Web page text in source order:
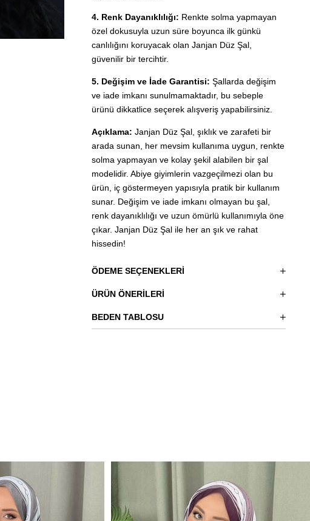
4. Renk Dayanıklılığı: Renkte solma yapmayan
özel dokusuyla uzun süre boyunca ilk günkü
canlılığını koruyacak olan Janjan Düz Şal,
güvenilir bir tercihtir.
5. Değişim ve İade Garantisi: Şallarda değişim
ve iade imkanı sunulmamaktadır, bu sebeple
ürünü dikkatlice seçerek alışveriş yapabilirsiniz.
Açıklama: Janjan Düz Şal, şıklık ve zarafeti bir
arada sunan, her mevsim kullanıma uygun, renkte
solma yapmayan ve kolay şekil alabilen bir şal
modelidir. Abiye giyimlerin vazgeçilmezi olan bu
ürün, iç göstermeyen yapısıyla pratik bir kullanım
sunar. Değişim ve iade imkanı olmayan bu şal,
renk dayanıklılığı ve uzun ömürlü kullanımıyla öne
çıkar. Janjan Düz Şal ile her an şık ve rahat
hissedin!
ÖDEME SEÇENEKLERI
ÜRÜN ÖNERILERI
BEDEN TABLOSU